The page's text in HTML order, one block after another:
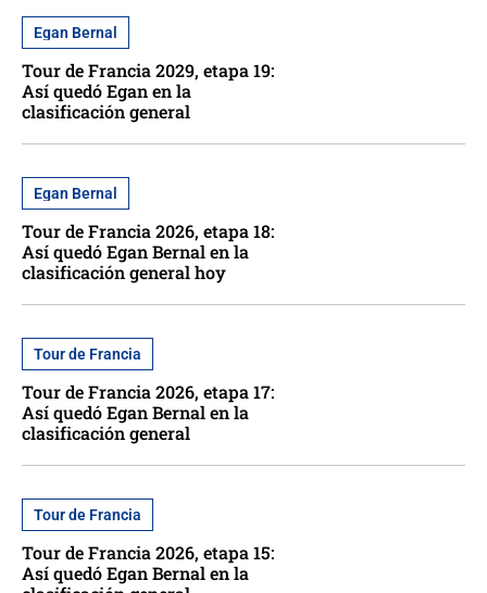
Egan Bernal
Tour de Francia 2029, etapa 19:
Así quedó Egan en la
clasificación general
Egan Bernal
Tour de Francia 2026, etapa 18:
Así quedó Egan Bernal en la
clasificación general hoy
Tour de Francia
Tour de Francia 2026, etapa 17:
Así quedó Egan Bernal en la
clasificación general
Tour de Francia
Tour de Francia 2026, etapa 15:
Así quedó Egan Bernal en la